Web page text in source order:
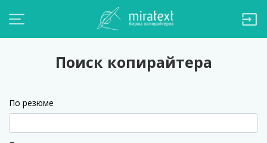
Поиск копирайтера
По резюме